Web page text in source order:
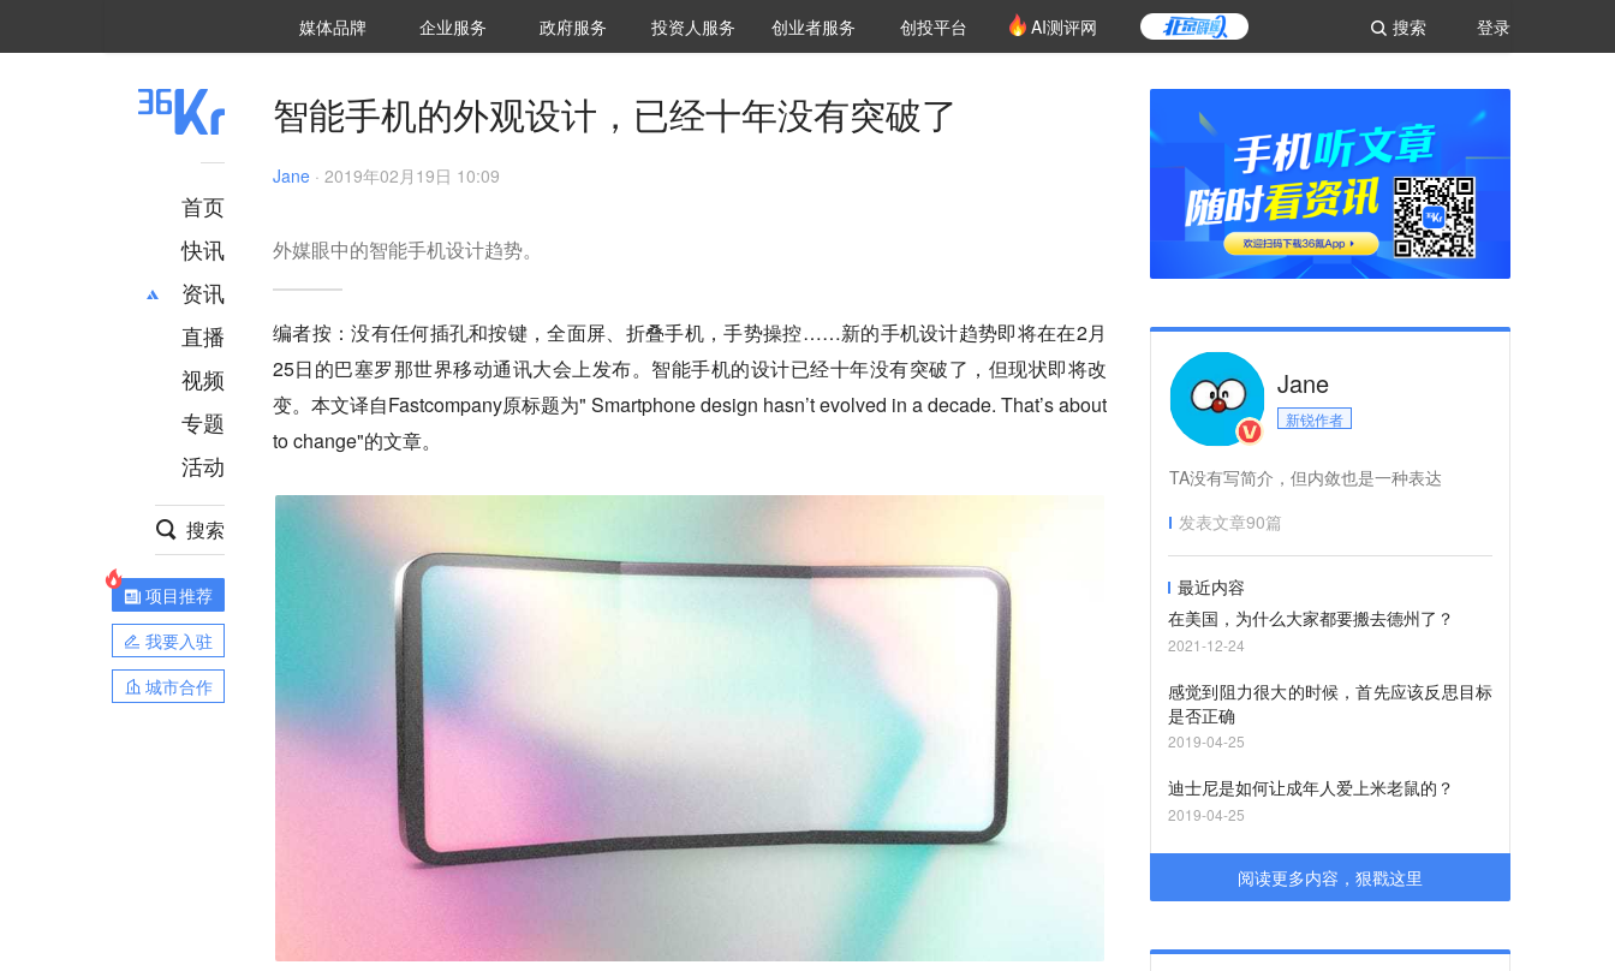
登录
搜索
媒体品牌 36Kr研究院
企业服务 城市之窗
政府服务 VClub投资机构库
投资机构职位推介
投资人服务 创投氪堂
创业者服务 创投平台 AI测评网
首页
快讯
资讯
推荐
财经
项目推荐
安徽
直播
视频
专题
活动
搜索
项目推荐
我要入驻
城市合作
智能手机的外观设计，已经十年没有突破了
Jane · 2019年02月19日 10:09
外媒眼中的智能手机设计趋势。
编者按：没有任何插孔和按键，全面屏、折叠手机，手势操控……新的手机设计趋势即将在在2月
25日的巴塞罗那世界移动通讯大会上发布。 智能手机的设计已经十年没有突破了，但现状即将改
变。 本文译自Fastcompany原标题为" Smartphone design hasn’t evolved in a decade. That’s about
to change"的文章。
Jane
新锐作者
TA没有写简介，但内敛也是一种表达
发表文章90篇
最近内容
在美国，为什么大家都要搬去德州了？
2021-12-24
感觉到阻力很大的时候，首先应该反思目标
是否正确
2019-04-25
迪士尼是如何让成年人爱上米老鼠的？
2019-04-25
阅读更多内容，狠戳这里